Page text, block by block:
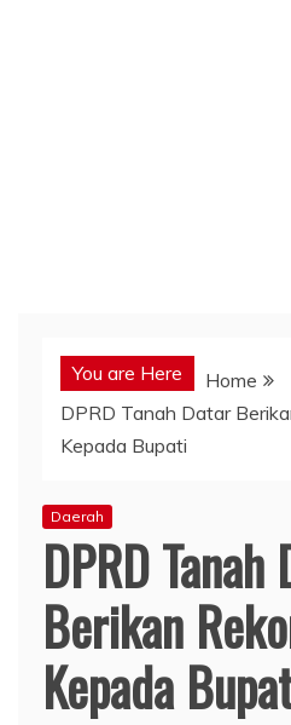
You are Here Home
DPRD Tanah Datar
Kepada Bupati
Daerah
DPRD Tanah
Berikan
Kepada